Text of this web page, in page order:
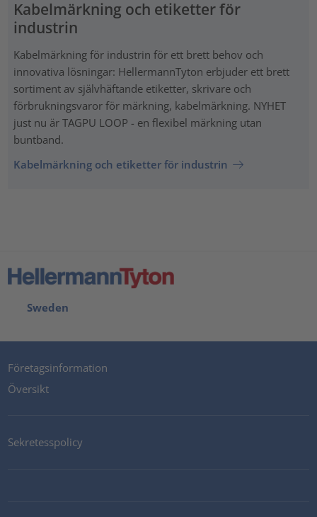
Kabelmärkning och etiketter för
industrin
Kabelmärkning för industrin för ett brett behov och
innovativa lösningar: HellermannTyton erbjuder ett brett
sortiment av självhäftande etiketter, skrivare och
förbrukningsvaror för märkning, kabelmärkning. NYHET
just nu är TAGPU LOOP - en flexibel märkning utan
buntband.
Kabelmärkning och etiketter för industrin
Sweden
Företagsinformation
Översikt
Sekretesspolicy